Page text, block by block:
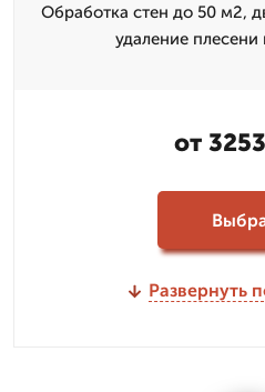
Обработка стен до 50 м2,
удаление плесени
от
Развернуть